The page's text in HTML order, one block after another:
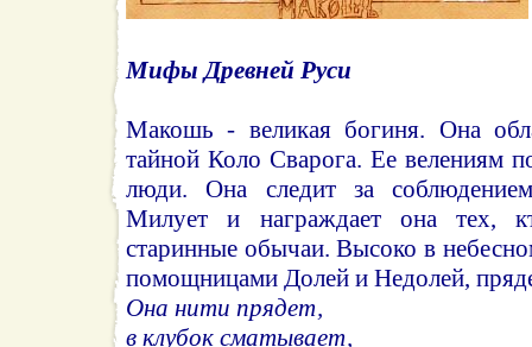
Мифы Древней Руси
Макошь - великая богиня. Она
тайной Коло Сварога. Ее велениям
люди. Она следит за
Милует и награждает она тех,
старинные обычаи. Высоко в
помощницами Долей и Недолей,
Она нити прядет,
в клубок сматывает,